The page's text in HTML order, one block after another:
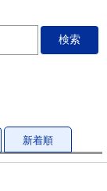
新着順